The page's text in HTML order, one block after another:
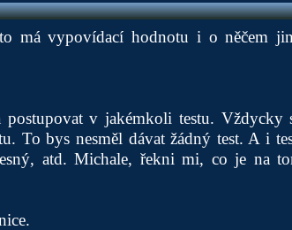
má vypovídací hodnotu i o něčem
postupovat v jakémkoli testu. Vždycky
To bys nesměl dávat žádný test. A i
atd. Michale, řekni mi, co je na